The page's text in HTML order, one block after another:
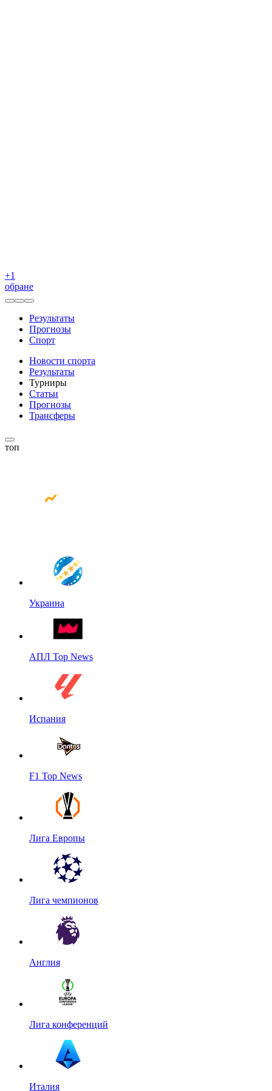
+1
обране
Результаты
Прогнозы
Спорт
Новости спорта
Результаты
Турниры
Статьи
Прогнозы
Трансферы
топ
Украина
АПЛ Top News
Испания
F1 Top News
Лига Европы
Лига чемпионов
Англия
Лига конференций
Италия